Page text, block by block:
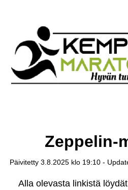
Zeppelin-
Päivitetty 3.8.2025 klo 19:10 -
Alla olevasta linkistä